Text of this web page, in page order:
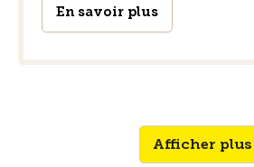
En savoir plus
Afficher plus